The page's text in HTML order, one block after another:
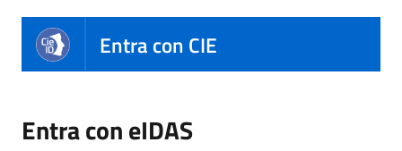
Entra con CIE
Entra con eIDAS